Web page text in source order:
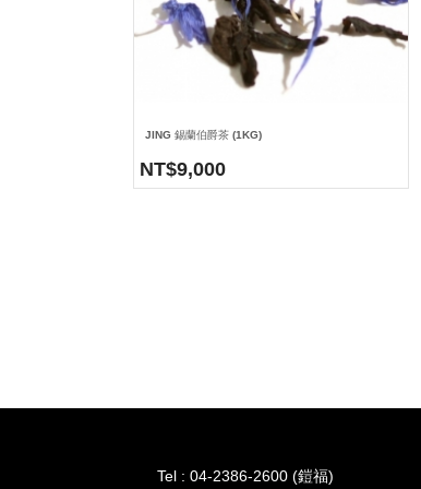
JING 錫蘭伯爵茶 (1KG)
NT$9,000
Tel : 04-2386-2600 (鎧福)